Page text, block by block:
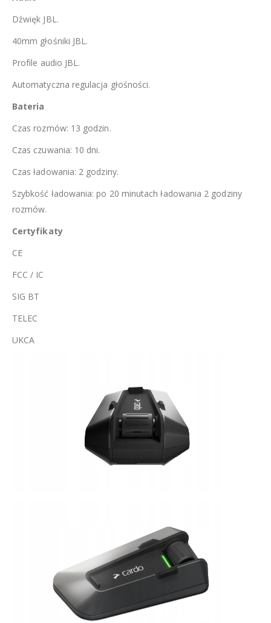
Dźwięk JBL.
40mm głośniki JBL.
Profile audio JBL.
Automatyczna regulacja głośności.
Bateria
Czas rozmów: 13 godzin.
Czas czuwania: 10 dni.
Czas ładowania: 2 godziny.
Szybkość ładowania: po 20 minutach ładowania 2 godziny
rozmów.
Certyfikaty
CE
FCC / IC
SIG BT
TELEC
UKCA